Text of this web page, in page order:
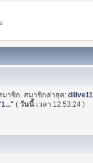
มาชิก. สมาชิกล่าสุด:dilive11
" (วันนี้ เวลา 12:53:24 )